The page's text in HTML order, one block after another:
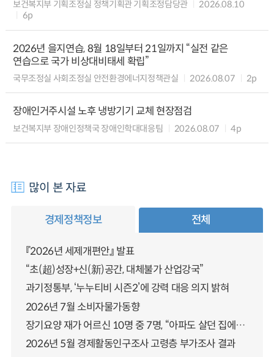
보건복지부 기획조정실 정책기획관 기획조정담당관
2026.08.10
6p
2026년 을지연습, 8월 18일부터 21일까지 “실전 같은
연습으로 국가 비상대비태세 확립”
국무조정실 사회조정실 안전환경에너지정책관실 2026.08.07 2p
장애인거주시설 노후 냉방기기 교체 현장점검
보건복지부 장애인정책국 장애인학대대응팀 2026.08.07 4p
많이 본 자료
경제정책정보 전체
『2026년 세제개편안』 발표
“초(超)성장+신(新)공간, 대체불가 산업강국”
과기정통부, ‘누누티비 시즌2’에 강력 대응 의지 밝혀
2026년 7월 소비자물가동향
장기요양 재가 어르신 10명 중 7명, “아파도 살던 집에서 살겠다” 「2025년 장기요양실태조사」 결과 발표
2026년 5월 경제활동인구조사 고령층 부가조사 결과